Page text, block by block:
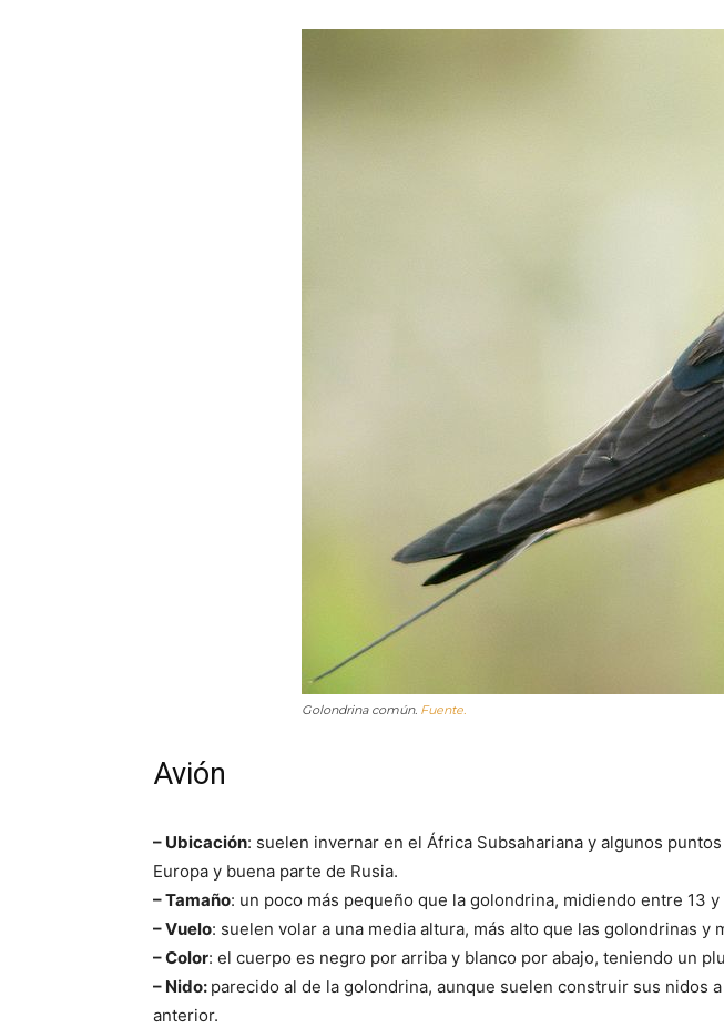
Golondrina común. Fuente.
Avión
– Ubicación: suelen invernar en el África Subsahariana y algunos
Europa y buena parte de Rusia.
– Tamaño: un poco más pequeño que la golondrina, midiendo entre 13 y
– Vuelo: suelen volar a una media altura, más alto que las golondrinas y
– Color: el cuerpo es negro por arriba y blanco por abajo, teniendo un
– Nido: parecido al de la golondrina, aunque suelen construir sus nidos
anterior.